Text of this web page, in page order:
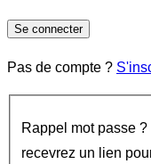
Se connecter
Pas de compte ?
Rappel mot passe
recevrez un lien